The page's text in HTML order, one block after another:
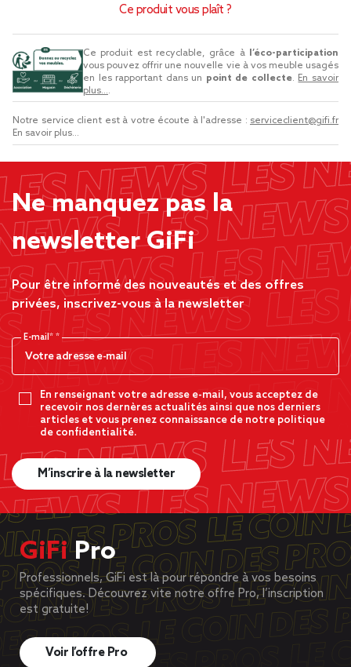
Ce produit vous plaît ?
Ce produit est recyclable, grâce à
l’éco-participation
vous pouvez offrir une nouvelle vie à vos meuble usagés
en les rapportant dans un point de collecte. En savoir
plus....
Notre service client est à votre écoute à l'adresse : serviceclient@gifi.fr
En savoir plus...
Ne manquez pas la
newsletter GiFi
Pour être informé des nouveautés et des offres
privées, inscrivez-vous à la newsletter
E-mail*
En renseignant votre adresse e-mail, vous acceptez de
recevoir nos dernères actualités ainsi que nos derniers
articles et vous prenez connaissance de notre politique
de confidentialité.
M’inscrire à la newsletter
GiFiPro
Professionnels, GiFi est là pour répondre à vos besoins
spécifiques. Découvrez vite notre offre Pro, l’inscription
est gratuite!
Voir l’offre Pro